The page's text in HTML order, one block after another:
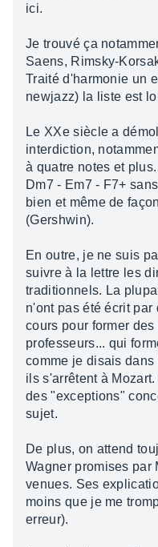
ici.
Je trouvé ça
Saens, Rimsky-
Traité d'harmonie un
newjazz) la liste est
Le XXe siècle a
interdiction,
à quatre notes et
Dm7 - Em7 - F7+
bien et même de
(Gershwin).
En outre, je ne suis
suivre à la lettre les
traditionnels. La
n'ont pas été écrit
cours pour former
professeurs... qui
comme je disais dans
ils s'arrêtent à
des "exceptions"
sujet.
De plus, on attend
Wagner promises par
venues. Ses
moins que je me
erreur).